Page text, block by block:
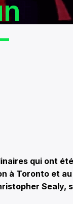
qui ont
à Toronto et
Sealy,